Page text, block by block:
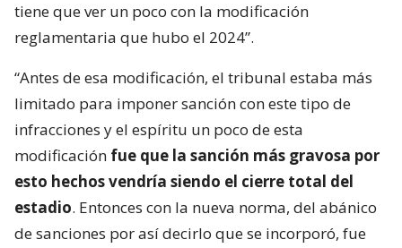
tiene que ver un poco con la modificación
reglamentaria que hubo el 2024”.
“Antes de esa modificación, el tribunal estaba más
limitado para imponer sanción con este tipo de
infracciones y el espíritu un poco de esta
modificación fue que la sanción más gravosa por
esto hechos vendría siendo el cierre total del
estadio. Entonces con la nueva norma, del abánico
de sanciones por así decirlo que se incorporó, fue